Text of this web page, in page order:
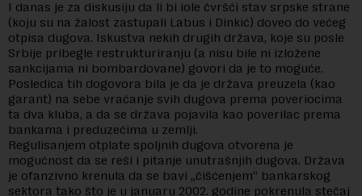
I danas je za diskusiju da li bi iole čvršći stav srpske strane
(koju su na žalost zastupali Labus i Dinkić) doveo do većeg
otpisa dugova. Iskustva nekih drugih država, koje su posle
Srbije pribegle restrukturiranju (a nisu bile ni izložene
sankcijama ni bombardovane) govori da je to moguće.
Posledica tih dogovora bila je da je država preuzela (kao
garant) na sebe vraćanje svih dugova prema poveriocima
ta dva kluba, a da se država pojavila kao poverilac prema
bankama i preduzećima u zemlji.
Regulisanjem otplate spoljnih dugova otvorena je
mogućnost da se reši i pitanje unutrašnjih dugova. Država
je ofanzivno krenula da se bavi „čišćenjem“ bankarskog
sektora tako što je u januaru 2002. godine pokrenula stečaj